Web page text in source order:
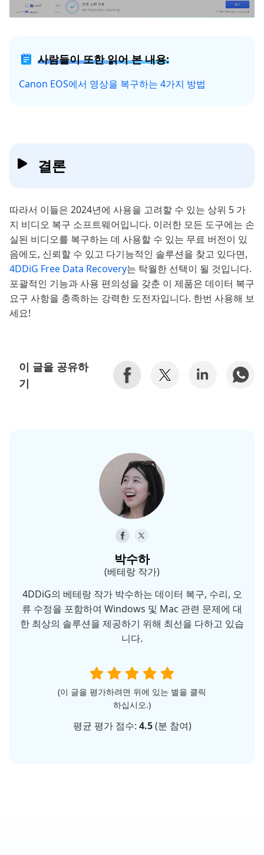
사람들이 또한 읽어 본 내용:
Canon EOS에서 영상을 복구하는 4가지 방법
결론
따라서 이들은 2024년에 사용을 고려할 수 있는 상위 5 가
지 비디오 복구 소프트웨어입니다. 이러한 모든 도구에는 손
실된 비디오를 복구하는 데 사용할 수 있는 무료 버전이 있
음에도, 신뢰할 수 있고 다기능적인 솔루션을 찾고 있다면,
4DDiG Free Data Recovery는 탁월한 선택이 될 것입니다.
포괄적인 기능과 사용 편의성을 갖춘 이 제품은 데이터 복구
요구 사항을 충족하는 강력한 도전자입니다. 한번 사용해 보
세요!
이 글을 공유하
기
박수하
(베테랑 작가)
4DDiG의 베테랑 작가 박수하는 데이터 복구, 수리, 오
류 수정을 포함하여 Windows 및 Mac 관련 문제에 대
한 최상의 솔루션을 제공하기 위해 최선을 다하고 있습
니다.
(이 글을 평가하려면 위에 있는 별을 클릭
하십시오.)
평균 평가 점수: 4.5(분 참여)